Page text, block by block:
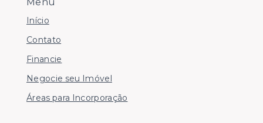
Início
Contato
Financie
Negocie seu Imóvel
Áreas para Incorporação